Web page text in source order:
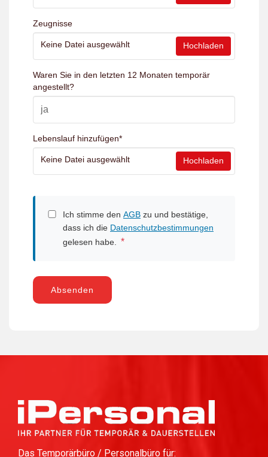
Zeugnisse
Keine Datei ausgewählt Hochladen
Waren Sie in den letzten 12 Monaten temporär
angestellt?
Lebenslauf hinzufügen*
Keine Datei ausgewählt Hochladen
Ich stimme den AGB zu und bestätige,
dass ich die Datenschutzbestimmungen
gelesen habe.
*
Absenden
Das Temporärbüro / Personalbüro für: